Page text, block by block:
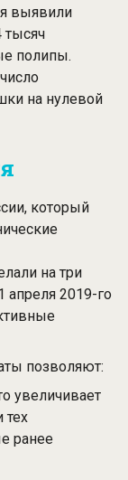
выявили
тысяч
полипы.
на нулевой
который
на три
апреля 2019-го
позволяют:
увеличивает
тех
ранее